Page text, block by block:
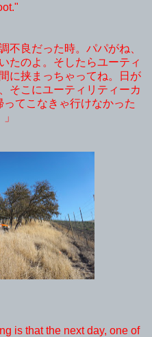
不良だった時。パパがね、
たのよ。そしたらユーティ
に挟まっちゃってね。日が
そこにユーティリティーカ
てこなきゃ行けなかった
is that the next day, one of